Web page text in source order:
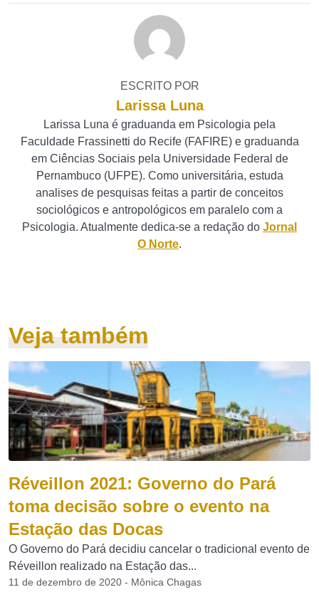
ESCRITO POR
Larissa Luna
Larissa Luna é graduanda em Psicologia pela
Faculdade Frassinetti do Recife (FAFIRE) e graduanda
em Ciências Sociais pela Universidade Federal de
Pernambuco (UFPE). Como universitária, estuda
analises de pesquisas feitas a partir de conceitos
sociológicos e antropológicos em paralelo com a
Psicologia. Atualmente dedica-se a redação do Jornal
O Norte.
Veja também
Réveillon 2021: Governo do Pará
toma decisão sobre o evento na
Estação das Docas
O Governo do Pará decidiu cancelar o tradicional evento de
Réveillon realizado na Estação das...
11 de dezembro de 2020 - Mônica Chagas